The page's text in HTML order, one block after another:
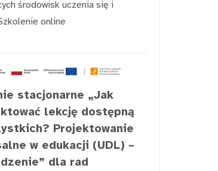
środowisk uczenia się i
online
stacjonarne „Jak
lekcję dostępną
Projektowanie
w edukacji (UDL) –
dla rad